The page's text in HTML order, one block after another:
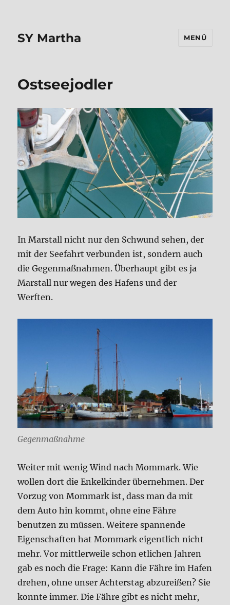
SY Martha MENÜ
Ostseejodler
In Marstall nicht nur den Schwund sehen, der
mit der Seefahrt verbunden ist, sondern auch
die Gegenmaßnahmen. Überhaupt gibt es ja
Marstall nur wegen des Hafens und der
Werften.
Gegenmaßnahme
Weiter mit wenig Wind nach Mommark. Wie
wollen dort die Enkelkinder übernehmen. Der
Vorzug von Mommark ist, dass man da mit
dem Auto hin kommt, ohne eine Fähre
benutzen zu müssen. Weitere spannende
Eigenschaften hat Mommark eigentlich nicht
mehr. Vor mittlerweile schon etlichen Jahren
gab es noch die Frage: Kann die Fähre im Hafen
drehen, ohne unser Achterstag abzureißen? Sie
konnte immer. Die Fähre gibt es nicht mehr,